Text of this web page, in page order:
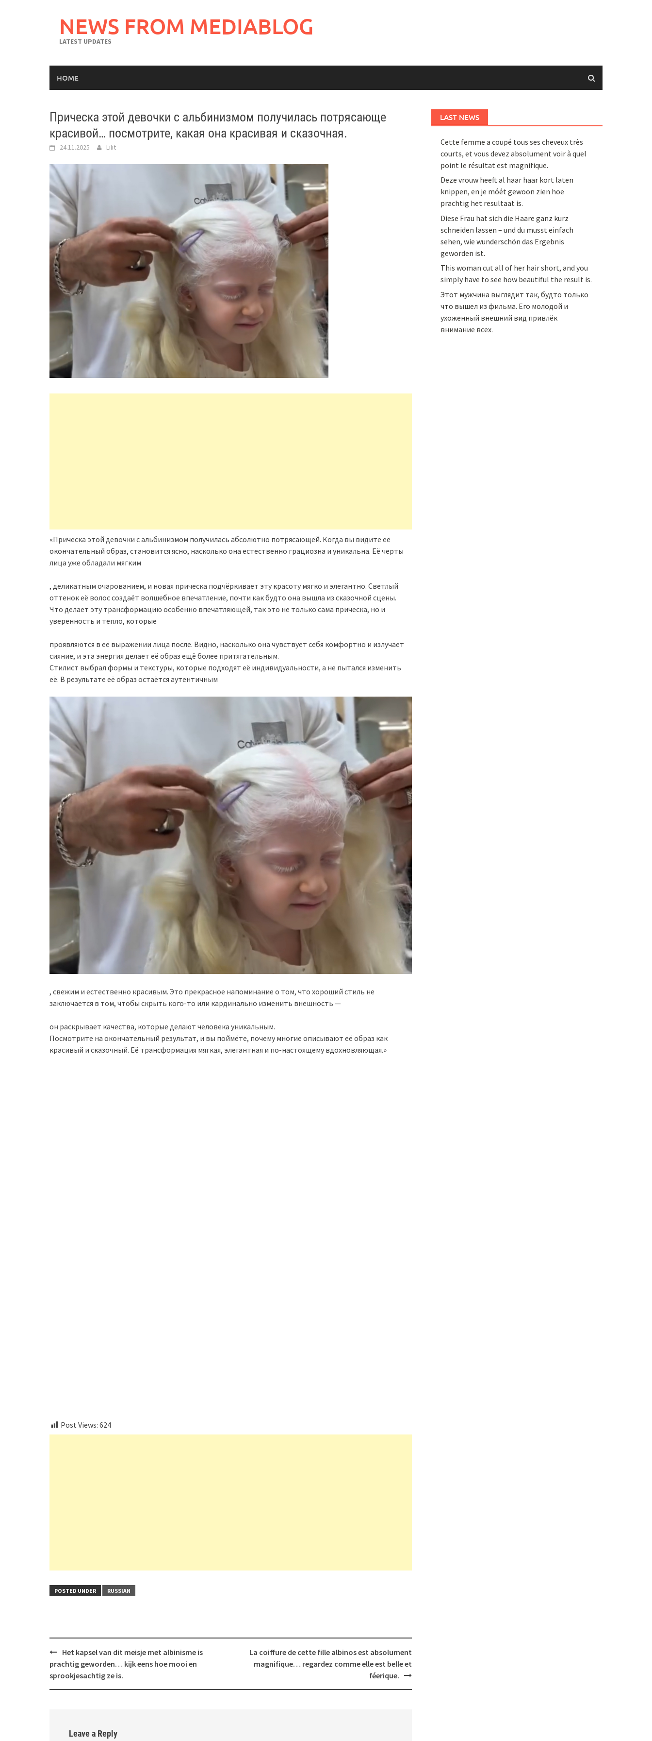
NEWS FROM MEDIABLOG
LATEST UPDATES
HOME
Прическа этой девочки с альбинизмом получилась потрясающе
красивой… посмотрите, какая она красивая и сказочная.
24.11.2025 Lilit
«Прическа этой девочки с альбинизмом получилась абсолютно потрясающей. Когда вы видите её
окончательный образ, становится ясно, насколько она естественно грациозна и уникальна. Её черты
лица уже обладали мягким
, деликатным очарованием, и новая прическа подчёркивает эту красоту мягко и элегантно. Светлый
оттенок её волос создаёт волшебное впечатление, почти как будто она вышла из сказочной сцены.
Что делает эту трансформацию особенно впечатляющей, так это не только сама прическа, но и
уверенность и тепло, которые
проявляются в её выражении лица после. Видно, насколько она чувствует себя комфортно и излучает
сияние, и эта энергия делает её образ ещё более притягательным.
Стилист выбрал формы и текстуры, которые подходят её индивидуальности, а не пытался изменить
её. В результате её образ остаётся аутентичным
, свежим и естественно красивым. Это прекрасное напоминание о том, что хороший стиль не
заключается в том, чтобы скрыть кого-то или кардинально изменить внешность —
он раскрывает качества, которые делают человека уникальным.
Посмотрите на окончательный результат, и вы поймёте, почему многие описывают её образ как
красивый и сказочный. Её трансформация мягкая, элегантная и по-настоящему вдохновляющая.»
Post Views: 624
POSTED UNDER RUSSIAN
Post
navigation
Het kapsel van dit meisje met albinisme is
prachtig geworden… kijk eens hoe mooi en
sprookjesachtig ze is.
La coiffure de cette fille albinos est absolument
magnifique… regardez comme elle est belle et
féerique.
Leave a Reply
LAST NEWS
Cette femme a coupé tous ses cheveux très
courts, et vous devez absolument voir à quel
point le résultat est magnifique.
Deze vrouw heeft al haar haar kort laten
knippen, en je móét gewoon zien hoe
prachtig het resultaat is.
Diese Frau hat sich die Haare ganz kurz
schneiden lassen – und du musst einfach
sehen, wie wunderschön das Ergebnis
geworden ist.
This woman cut all of her hair short, and you
simply have to see how beautiful the result is.
Этот мужчина выглядит так, будто только
что вышел из фильма. Его молодой и
ухоженный внешний вид привлёк
внимание всех.